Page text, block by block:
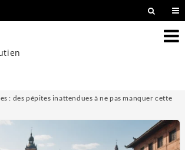
: des pépites inattendues à ne pas manquer cette